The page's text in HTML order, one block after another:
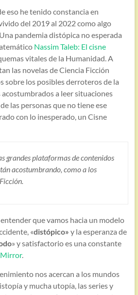
eso he tenido constancia en
del 2019 al 2022 como algo
pandemia distópica no esperada
Nassim Taleb: El cisne
vitales de la Humanidad. A
las novelas de Ciencia Ficción
sobre los posibles derroteros de la
acostumbrados a leer situaciones
las personas que no tiene ese
con lo inesperado, un Cisne
grandes plataformas de contenidos
acostumbrando, como a los
que vamos hacia un modelo
«distópico» y la esperanza de
» y satisfactorio es una constante
.
nos acercan a los mundos
y mucha utopía, las series y